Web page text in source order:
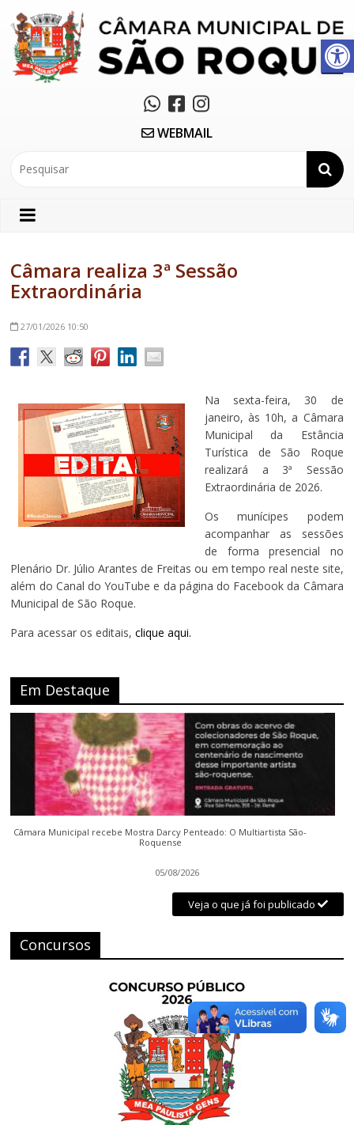
Abrir a barra de ferramentas
WEBMAIL
Câmara realiza 3ª Sessão
Extraordinária
27/01/2026 10:50
Na sexta-feira, 30 de
janeiro, às 10h, a Câmara
Municipal da Estância
Turística de São Roque
realizará a 3ª Sessão
Extraordinária de 2026.
Os munícipes podem
acompanhar as sessões
de forma presencial no
Plenário Dr. Júlio Arantes de Freitas ou em tempo real neste site,
além do Canal do YouTube e da página do Facebook da Câmara
Municipal de São Roque.
Para acessar os editais,clique aqui.
Em Destaque
Câmara Municipal recebe Mostra Darcy Penteado: O Multiartista São-
Roquense
05/08/2026
Veja o que já foi publicado
Concursos